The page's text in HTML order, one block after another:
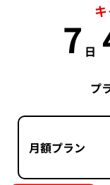
7 日
プ
月額プラン